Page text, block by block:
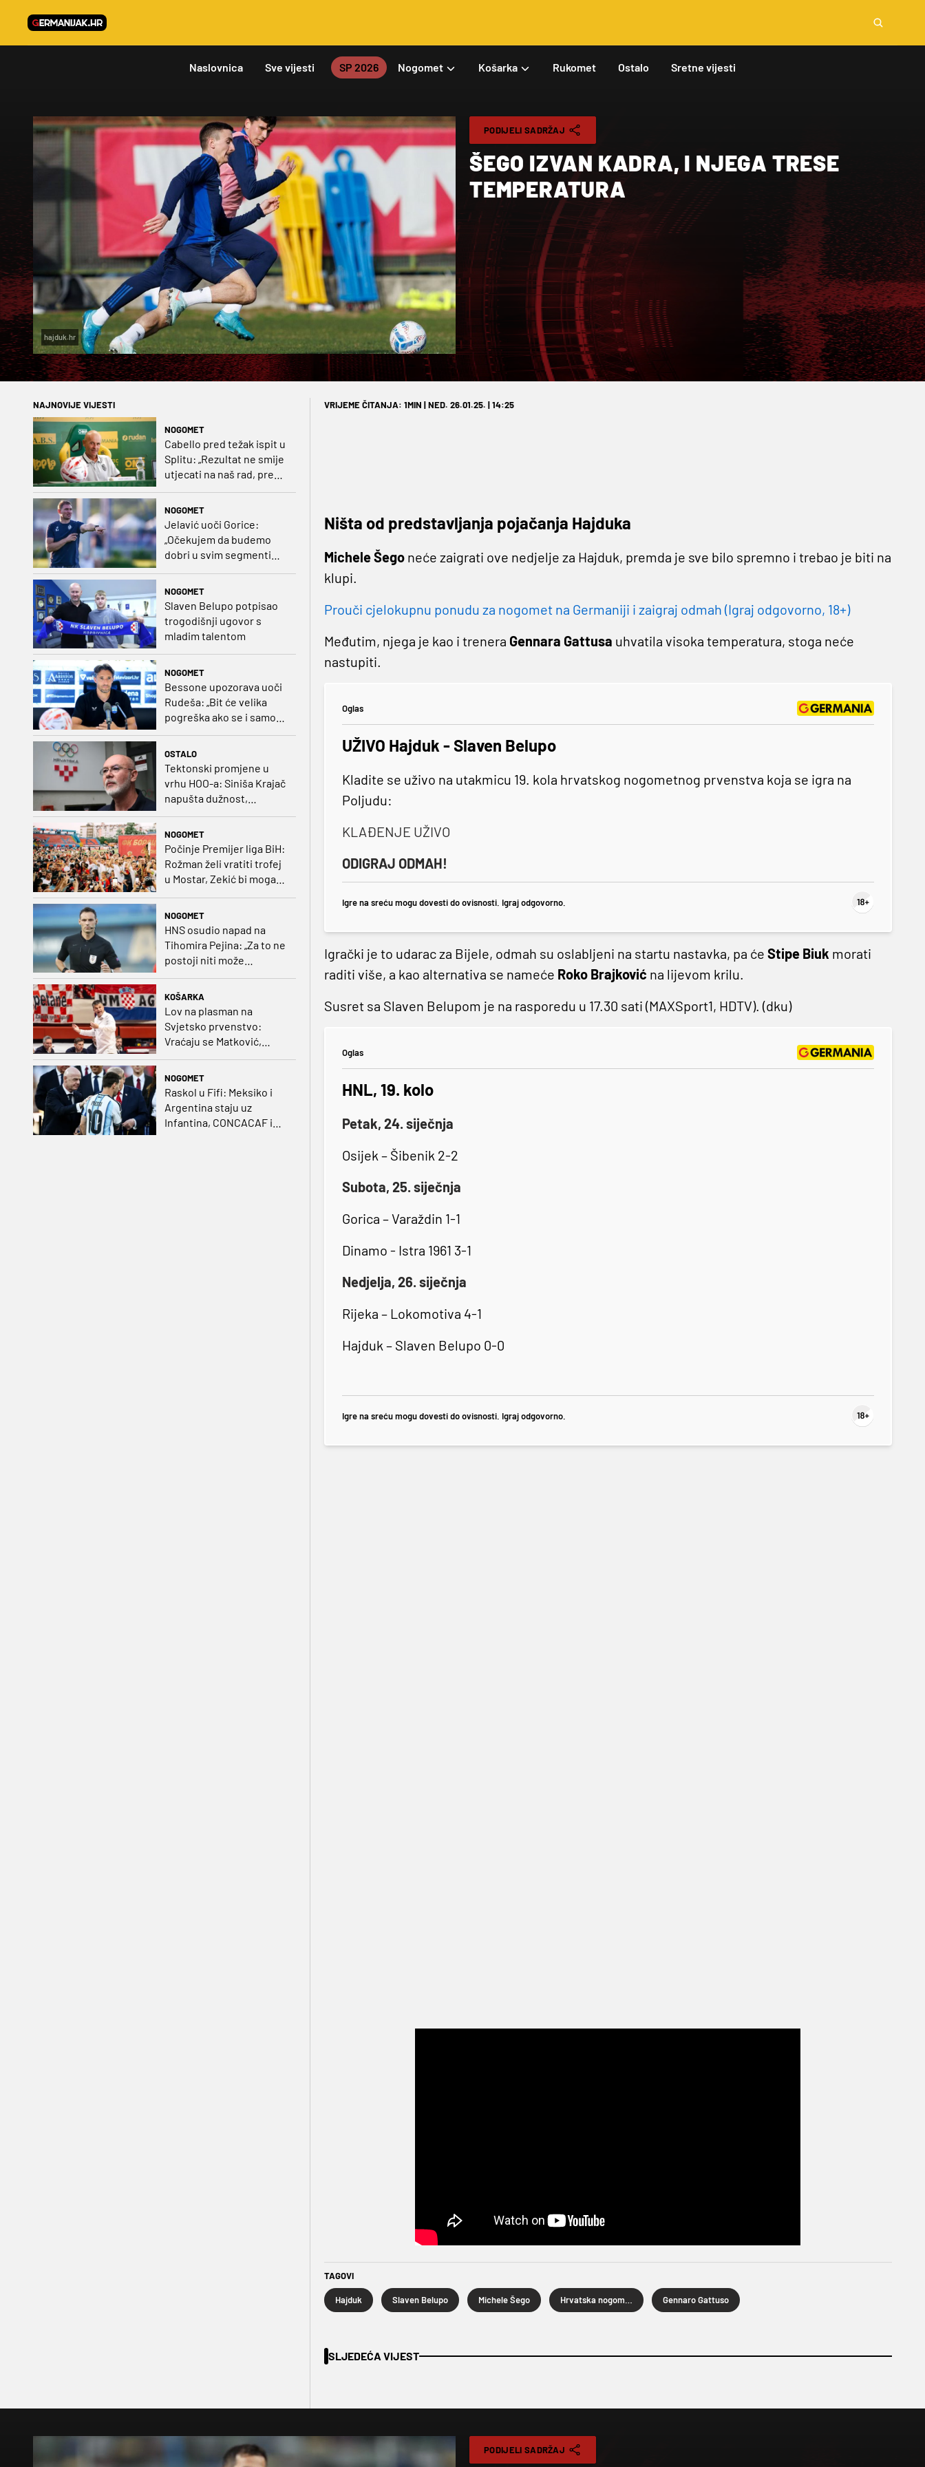
Naslovnica Sve vijesti SP 2026 Nogomet Košarka Rukomet Ostalo Sretne vijesti
hajduk.hr
PODIJELI SADRŽAJ
ŠEGO IZVAN KADRA, I NJEGA TRESE
TEMPERATURA
NAJNOVIJE VIJESTI
NOGOMET
Cabello pred težak ispit u
Splitu: „Rezultat ne smije
utjecati na naš rad, pred
NOGOMET
Jelavić uoči Gorice:
„Očekujem da budemo
dobri u svim segmentima
NOGOMET
Slaven Belupo potpisao
trogodišnji ugovor s
mladim talentom
NOGOMET
Bessone upozorava uoči
Rudeša: „Bit će velika
pogreška ako se i samo
malo opustimo“
OSTALO
Tektonski promjene u
vrhu HOO-a: Siniša Krajač
napušta dužnost,
NOGOMET
Počinje Premijer liga BiH:
Rožman želi vratiti trofej
u Mostar, Zekić bi mogao
NOGOMET
HNS osudio napad na
Tihomira Pejina: „Za to ne
postoji niti može
postojati opravdanje”
KOŠARKA
Lov na plasman na
Svjetsko prvenstvo:
Vraćaju se Matković,
NOGOMET
Raskol u Fifi: Meksiko i
Argentina staju uz
Infantina, CONCACAF i
VRIJEME ČITANJA: 1MIN | NED. 26.01.25. | 14:25
Ništa od predstavljanja pojačanja Hajduka
Michele Šegoneće zaigrati ove nedjelje za Hajduk, premda je sve bilo spremno i trebao je biti na
klupi.
Prouči cjelokupnu ponudu za nogomet na Germaniji i zaigraj odmah (Igraj odgovorno, 18+)
Međutim, njega je kao i trenera Gennara Gattusa uhvatila visoka temperatura, stoga neće
nastupiti.
Oglas
UŽIVO Hajduk - Slaven Belupo
Kladite se uživo na utakmicu 19. kola hrvatskog nogometnog prvenstva koja se igra na
Poljudu:
KLAĐENJE UŽIVO
ODIGRAJ ODMAH!
Igre na sreću mogu dovesti do ovisnosti. Igraj odgovorno.
Igrački je to udarac za Bijele, odmah su oslabljeni na startu nastavka, pa će Stipe Biuk morati
raditi više, a kao alternativa se nameće Roko Brajković na lijevom krilu.
Susret sa Slaven Belupom je na rasporedu u 17.30 sati (MAXSport1, HDTV). (dku)
Oglas
HNL, 19. kolo
Petak, 24. siječnja
Osijek – Šibenik 2-2
Subota, 25. siječnja
Gorica – Varaždin 1-1
Dinamo - Istra 1961 3-1
Nedjelja, 26. siječnja
Rijeka – Lokomotiva 4-1
Hajduk – Slaven Belupo 0-0
Igre na sreću mogu dovesti do ovisnosti. Igraj odgovorno.
TAGOVI
Hajduk Slaven Belupo Michele Šego Hrvatska nogometna liga Gennaro Gattuso
SLJEDEĆA VIJEST
PODIJELI SADRŽAJ